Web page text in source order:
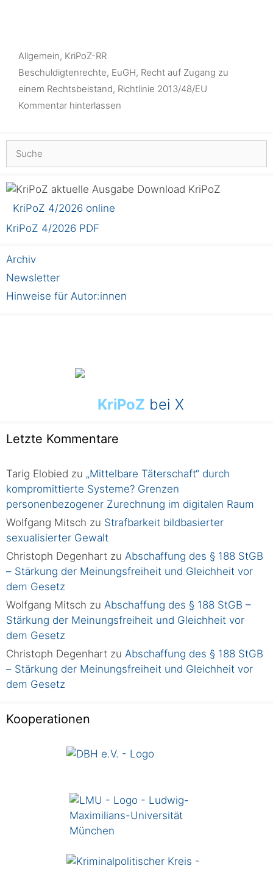
Kategorien
Allgemein, KriPoZ-RR
Schlagwörter
Beschuldigtenrechte, EuGH, Recht auf Zugang zu
einem Rechtsbeistand, Richtlinie 2013/48/EU
Kommentar hinterlassen
Suchen
KriPoZ
KriPoZ 4/2026 online
KriPoZ 4/2026 PDF
Archiv
Newsletter
Hinweise für Autor:innen
KriPoZ bei X
Letzte Kommentare
Tarig Elobied zu „Mittelbare Täterschaft“ durch
kompromittierte Systeme? Grenzen
personenbezogener Zurechnung im digitalen Raum
Wolfgang Mitsch zu Strafbarkeit bildbasierter
sexualisierter Gewalt
Christoph Degenhart zu Abschaffung des § 188 StGB
– Stärkung der Meinungsfreiheit und Gleichheit vor
dem Gesetz
Wolfgang Mitsch zu Abschaffung des § 188 StGB –
Stärkung der Meinungsfreiheit und Gleichheit vor
dem Gesetz
Christoph Degenhart zu Abschaffung des § 188 StGB
– Stärkung der Meinungsfreiheit und Gleichheit vor
dem Gesetz
Kooperationen